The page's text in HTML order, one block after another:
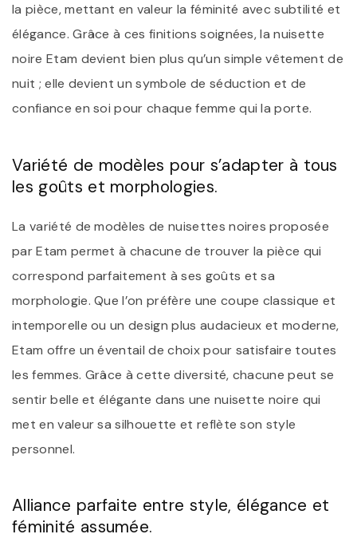
la pièce, mettant en valeur la féminité avec subtilité et
élégance. Grâce à ces finitions soignées, la nuisette
noire Etam devient bien plus qu’un simple vêtement de
nuit ; elle devient un symbole de séduction et de
confiance en soi pour chaque femme qui la porte.
Variété de modèles pour s’adapter à tous
les goûts et morphologies.
La variété de modèles de nuisettes noires proposée
par Etam permet à chacune de trouver la pièce qui
correspond parfaitement à ses goûts et sa
morphologie. Que l’on préfère une coupe classique et
intemporelle ou un design plus audacieux et moderne,
Etam offre un éventail de choix pour satisfaire toutes
les femmes. Grâce à cette diversité, chacune peut se
sentir belle et élégante dans une nuisette noire qui
met en valeur sa silhouette et reflète son style
personnel.
Alliance parfaite entre style, élégance et
féminité assumée.